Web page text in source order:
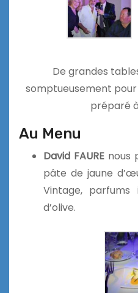
De grandes
somptueusement
préparé à
Au Menu
David FAURE nous
pâte de jaune
Vintage, parfums
d’olive.